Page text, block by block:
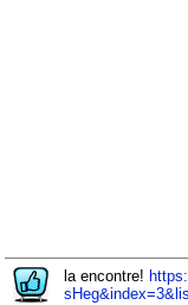
la encontre!